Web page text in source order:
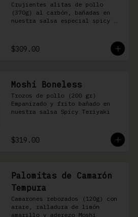
Crujientes alitas de pollo
(370g) al carbón, bañadas en
nuestra salsa especial spicy
$309.00
Moshi Boneless
Trozos de pollo (200 gr)
Empanizado y frito bañado en
nuestra salsa Spicy Teriyaki
$319.00
Palomitas de Camarón
Tempura
Camarones rebozados (120g) con
arare, ralladura de limón
amarillo y aderezo Moshi